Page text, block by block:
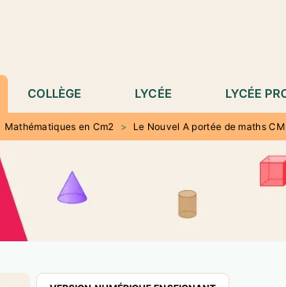
COLLÈGE LYCÉE LYCÉE
Mathématiques en Cm2 > Le Nouvel A portée de maths